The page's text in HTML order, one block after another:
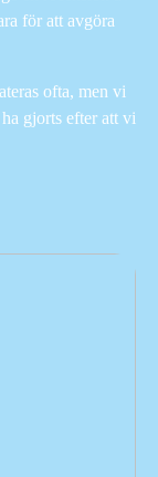
för att avgöra
ofta, men vi
gjorts efter att vi